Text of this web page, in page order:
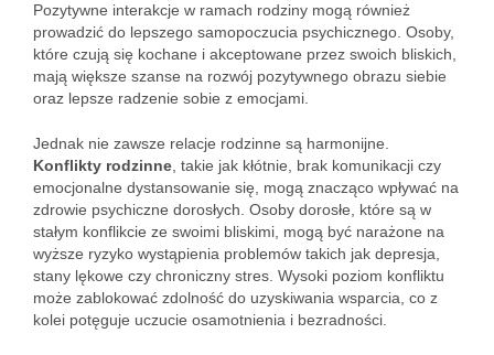
Pozytywne interakcje w ramach rodziny mogą również
prowadzić do lepszego samopoczucia psychicznego. Osoby,
które czują się kochane i akceptowane przez swoich bliskich,
mają większe szanse na rozwój pozytywnego obrazu siebie
oraz lepsze radzenie sobie z emocjami.
Jednak nie zawsze relacje rodzinne są harmonijne.
Konflikty rodzinne , takie jak kłótnie, brak komunikacji czy
emocjonalne dystansowanie się, mogą znacząco wpływać na
zdrowie psychiczne dorosłych. Osoby dorosłe, które są w
stałym konflikcie ze swoimi bliskimi, mogą być narażone na
wyższe ryzyko wystąpienia problemów takich jak depresja,
stany lękowe czy chroniczny stres. Wysoki poziom konfliktu
może zablokować zdolność do uzyskiwania wsparcia, co z
kolei potęguje uczucie osamotnienia i bezradności.